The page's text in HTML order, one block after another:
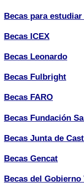
Becas para
Becas ICEX
Becas Leonardo
Becas Fulbright
Becas FARO
Becas Fundación
Becas Junta de
Becas Gencat
Becas del Gobierno